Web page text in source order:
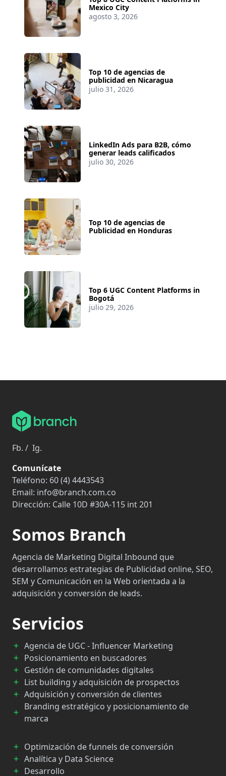
Mexico City
agosto 3, 2026
Top 10 de agencias de
publicidad en Nicaragua
julio 31, 2026
LinkedIn Ads para B2B, cómo
generar leads calificados
julio 30, 2026
Top 10 de agencias de
Publicidad en Honduras
Top 6 UGC Content Platforms in
Bogotá
julio 29, 2026
Fb. / Ig.
Comunícate
Teléfono: 60 (4) 4443543
Email: info@branch.com.co
Dirección: Calle 10D #30A-115 int 201
Somos Branch
Agencia de Marketing Digital Inbound que
desarrollamos estrategias de Publicidad online, SEO,
SEM y Comunicación en la Web orientada a la
adquisición y conversión de leads.
Servicios
Agencia de UGC - Influencer Marketing
Posicionamiento en buscadores
Gestión de comunidades digitales
List building y adquisición de prospectos
Adquisición y conversión de clientes
Branding estratégico y posicionamiento de
marca
Optimización de funnels de conversión
Analítica y Data Science
Desarrollo